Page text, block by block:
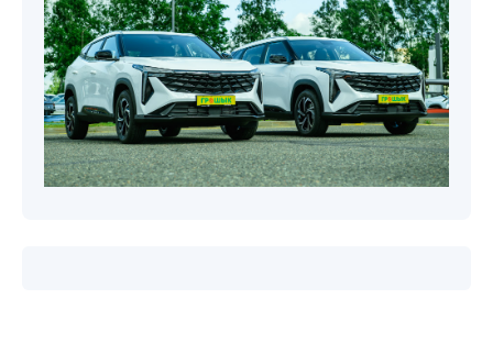
Новости компаний